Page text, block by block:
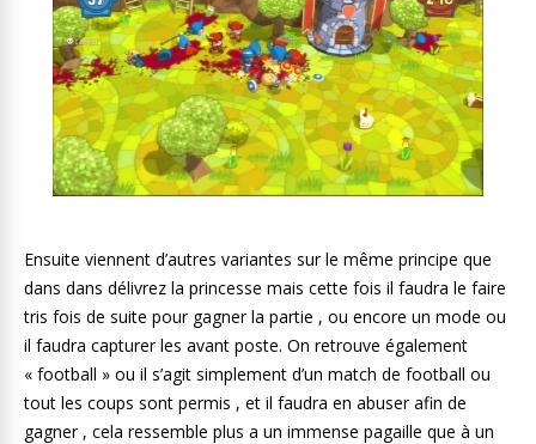
Ensuite viennent d’autres variantes sur le même principe que
dans dans délivrez la princesse mais cette fois il faudra le faire
tris fois de suite pour gagner la partie , ou encore un mode ou
il faudra capturer les avant poste. On retrouve également
« football » ou il s’agit simplement d’un match de football ou
tout les coups sont permis , et il faudra en abuser afin de
gagner , cela ressemble plus a un immense pagaille que à un